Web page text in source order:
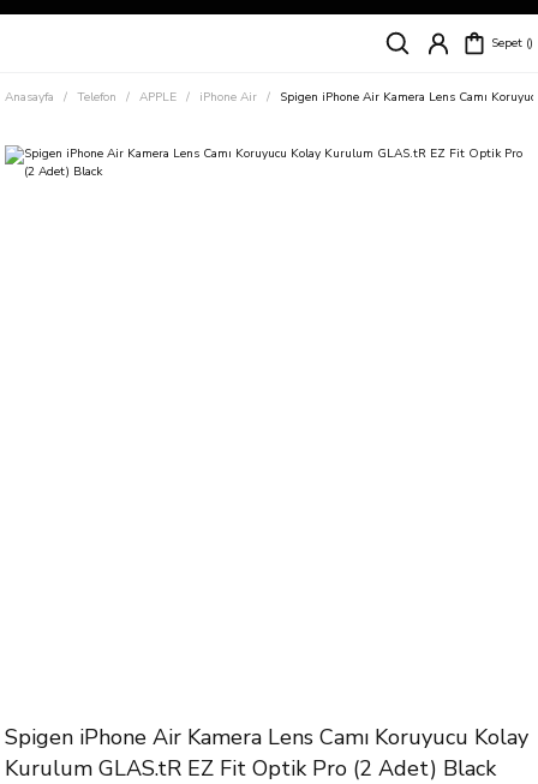
Siparişleriniz
Süper İndirimli Fiyatlar
Sepet
Anasayfa Telefon APPLE iPhone Air Spigen iPhone Air Kamera Lens Camı
Spigen iPhone Air Kamera Lens Camı Koruyucu Kolay
Kurulum GLAS.tR EZ Fit Optik Pro (2 Adet) Black